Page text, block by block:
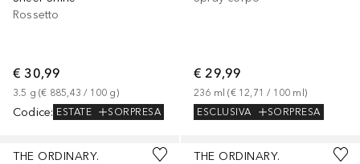
Rossetto
€ 30,99
3.5 g (€ 885,43 / 100 g)
Codice: ESTATE SORPRESA
€ 29,99
236 ml (€ 12,71 / 100 ml)
ESCLUSIVA
SORPRESA
THE ORDINARY.
THE ORDINARY.